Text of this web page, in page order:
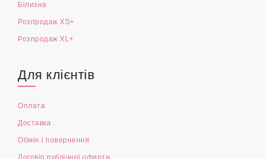
Білизна
Розпродаж XS+
Розпродаж XL+
Для клієнтів
Оплата
Доставка
Обмін і повернення
Договір публічної оферти